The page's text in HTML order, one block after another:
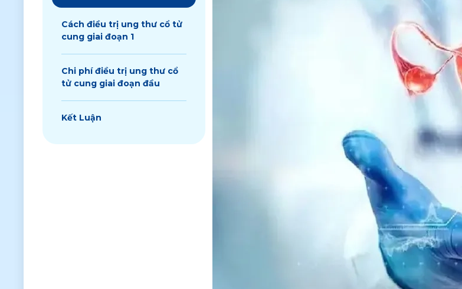
Cách điều trị ung thư cổ tử
cung giai đoạn 1
Chi phí điều trị ung thư cổ
tử cung giai đoạn đầu
Kết Luận